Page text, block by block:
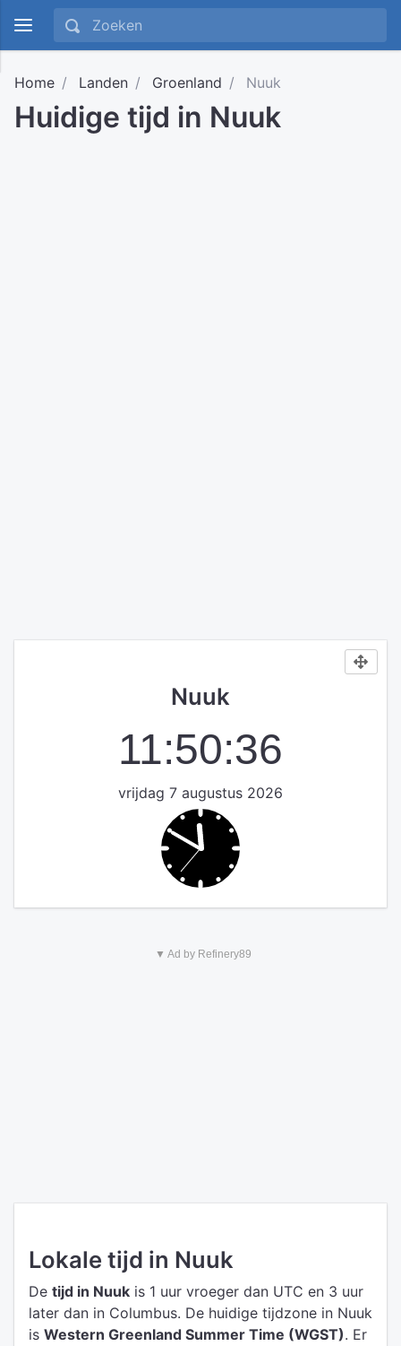
Home Landen Groenland Nuuk
Huidige tijd in Nuuk
Nuuk
11:50:36
vrijdag 7 augustus 2026
▼ Ad by Refinery89
Lokale tijd in Nuuk
De tijd in Nuuk is 1 uur vroeger dan UTC en 3 uur
later dan in Columbus. De huidige tijdzone in Nuuk
is Western Greenland Summer Time (WGST). Er